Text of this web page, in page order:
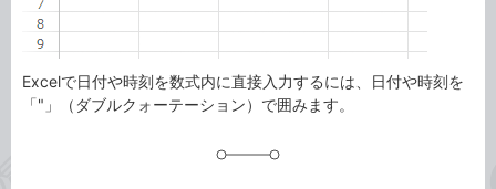
Excelで日付や時刻を数式内に直接入力するには、日付や時刻を
「"」（ダブルクォーテーション）で囲みます。